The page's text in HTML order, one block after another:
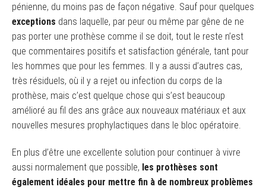
pénienne, du moins pas de façon négative. Sauf pour quelques
exceptions dans laquelle, par peur ou même par gêne de ne
pas porter une prothèse comme il se doit, tout le reste n’est
que commentaires positifs et satisfaction générale, tant pour
les hommes que pour les femmes. Il y a aussi d’autres cas,
très résiduels, où il y a rejet ou infection du corps de la
prothèse, mais c’est quelque chose qui s’est beaucoup
amélioré au fil des ans grâce aux nouveaux matériaux et aux
nouvelles mesures prophylactiques dans le bloc opératoire.
En plus d’être une excellente solution pour continuer à vivre
aussi normalement que possible, les prothèses sont
également idéales pour mettre fin à de nombreux problèmes